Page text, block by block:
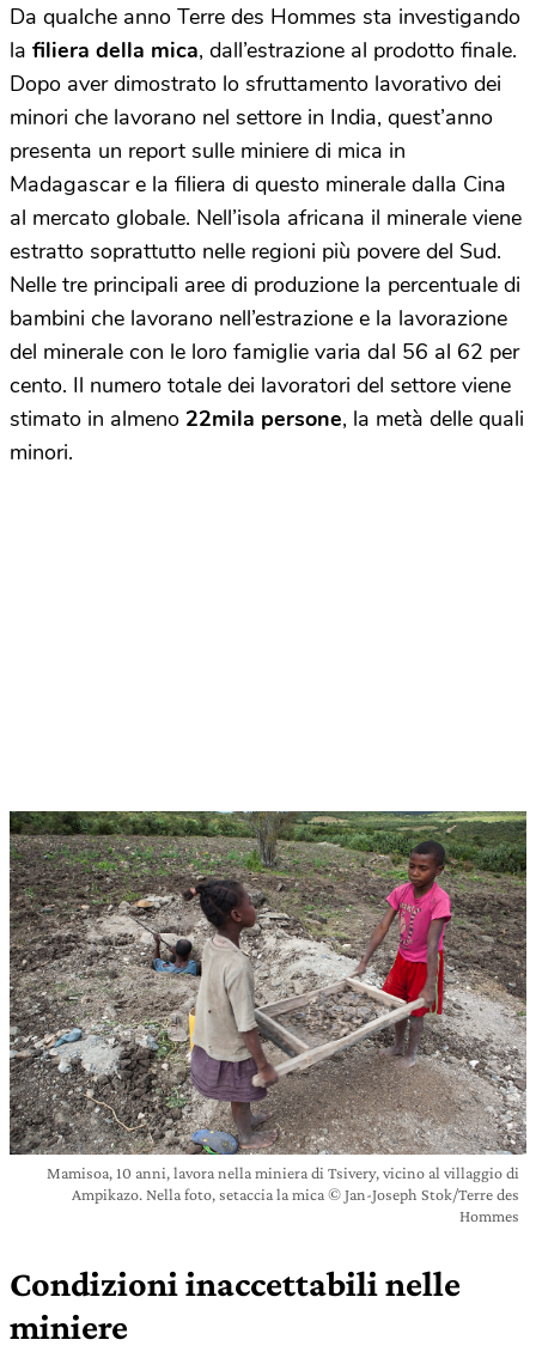
Da qualche anno Terre des Hommes sta investigando
la filiera della mica, dall’estrazione al prodotto finale.
Dopo aver dimostrato lo sfruttamento lavorativo dei
minori che lavorano nel settore in India, quest’anno
presenta un report sulle miniere di mica in
Madagascar e la filiera di questo minerale dalla Cina
al mercato globale. Nell’isola africana il minerale viene
estratto soprattutto nelle regioni più povere del Sud.
Nelle tre principali aree di produzione la percentuale di
bambini che lavorano nell’estrazione e la lavorazione
del minerale con le loro famiglie varia dal 56 al 62 per
cento. Il numero totale dei lavoratori del settore viene
stimato in almeno 22mila persone, la metà delle quali
minori.
Mamisoa, 10 anni, lavora nella miniera di Tsivery, vicino al villaggio di
Ampikazo. Nella foto, setaccia la mica © Jan-Joseph Stok/Terre des
Hommes
Condizioni inaccettabili nelle
miniere